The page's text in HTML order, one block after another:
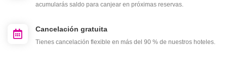
acumularás saldo para canjear en próximas reservas.
Cancelación gratuita
Tienes cancelación flexible en más del 90 % de nuestros hoteles.